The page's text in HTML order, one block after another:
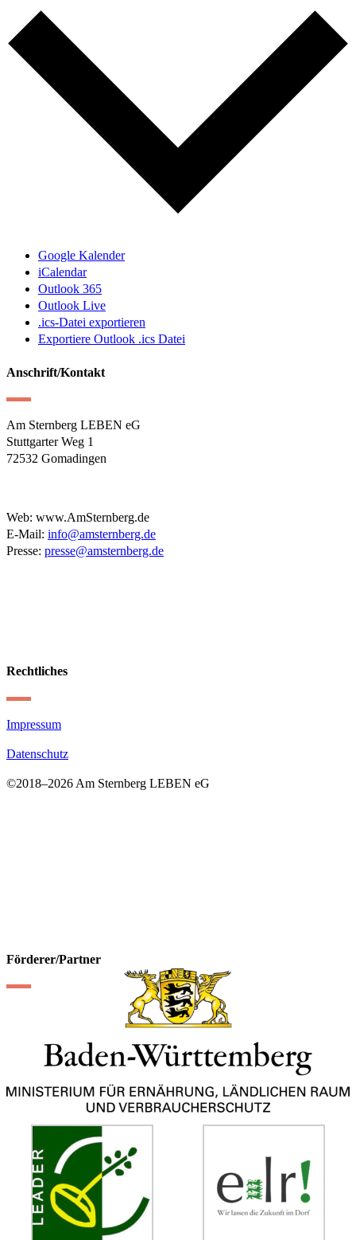
Google Kalender
iCalendar
Outlook 365
Outlook Live
.ics-Datei exportieren
Exportiere Outlook .ics Datei
Anschrift/Kontakt
Am Sternberg LEBEN eG
Stuttgarter Weg 1
72532 Gomadingen
Web: www.AmSternberg.de
E-Mail: info@amsternberg.de
Presse: presse@amsternberg.de
Rechtliches
Impressum
Datenschutz
©2018–2026 Am Sternberg LEBEN eG
Förderer/Partner